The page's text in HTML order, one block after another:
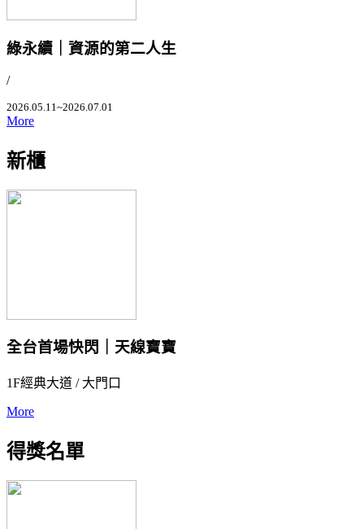
綠永續｜資源的第二人生
/
2026.05.11~2026.07.01
More
新櫃
全台首場快閃｜天線寶寶
1F經典大道 / 大門口
More
得獎名單